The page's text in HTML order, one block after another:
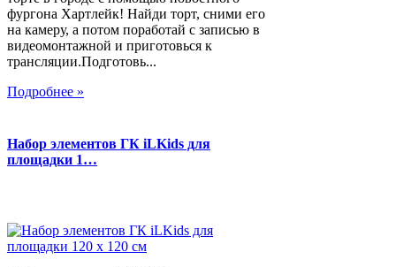
фургона Хартлейк! Найди торт, сними его
на камеру, а потом поработай с записью в
видеомонтажной и приготовься к
трансляции.Подготовь...
Подробнее »
Набор элементов ГК iLKids для
площадки 1…